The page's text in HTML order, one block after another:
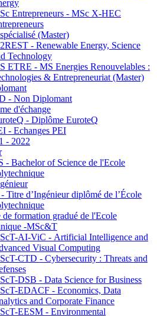
Entrepreneurs - MSc X-HEC
(Master)
- Renewable Energy, Science
Technology
ETRE - MS Energies Renouvelables :
& Entrepreneuriat (Master)
- Non Diplomant
d'échange
- Diplôme EuroteQ
- Echanges PEI
- 2022
- Bachelor of Science de l'Ecole
Titre d’Ingénieur diplômé de l’École
formation gradué de l'Ecole
-MSc&T
AI-ViC - Artificial Intelligence and
Visual Computing
CTD - Cybersecurity : Threats and
DSB - Data Science for Business
EDACF - Economics, Data
and Corporate Finance
EESM - Environmental